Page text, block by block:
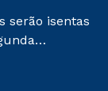
serão isentas
de R$